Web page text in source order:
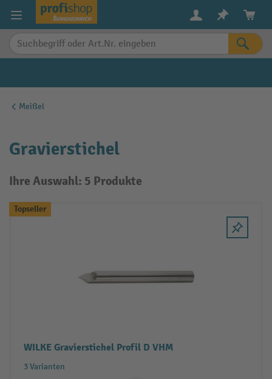
springen
Meißel
Gravierstichel
Ihre Auswahl: 5 Produkte
Topseller
WILKE Gravierstichel Profil D VHM
3 Varianten